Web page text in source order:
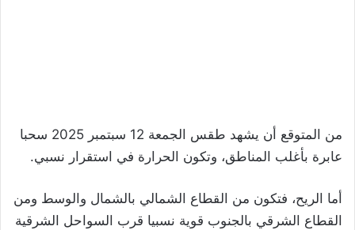
من المتوقع أن يشهد طقس الجمعة 12 سبتمبر 2025 سحبا
عابرة بأغلب المناطق، وتكون الحرارة في استقرار نسبي.
أما الريح، فتكون من القطاع الشمالي بالشمال والوسط ومن
القطاع الشرقي بالجنوب قوية نسبيا قرب السواحل الشرقية